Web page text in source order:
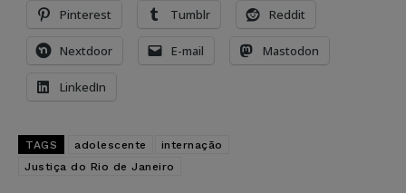
Pinterest Tumblr Reddit
Nextdoor E-mail Mastodon
LinkedIn
TAGS adolescente
internação
Justiça do Rio de Janeiro